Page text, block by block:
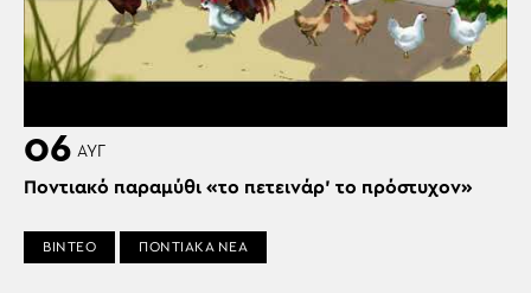
06 ΑΥΓ
Ποντιακό παραμύθι «το πετεινάρ’ το πρόστυχον»
ΒΙΝΤΕΟ ΠΟΝΤΙΑΚΑ ΝΕΑ